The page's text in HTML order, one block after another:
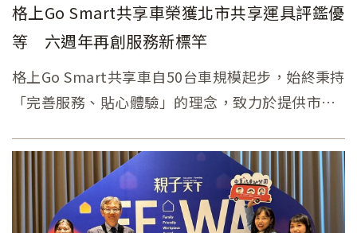
格上Go Smart共享車榮獲北市共享運具評鑑優
等 六週年再創服務新標竿
格上Go Smart共享車自50台車規模起步，始終秉持
「完善服務、貼心體驗」的理念，致力於提供市場
Go Smart不僅成功串連北中七縣市異地租還，更榮
獲台北市政府共享運具評鑑「優等」殊榮，成為共
享汽、機車領域中獲得最高肯定的品牌。